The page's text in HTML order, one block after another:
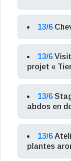
13/6
13/6
projet «
13/6
abdos en
13/6
plantes